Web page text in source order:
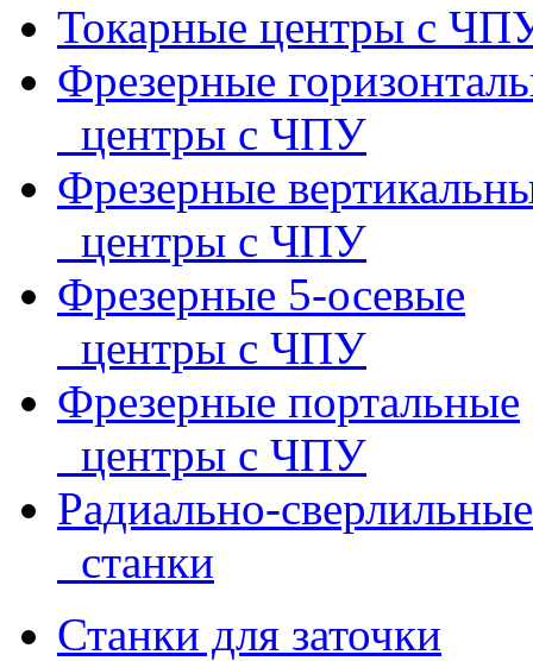
Токарные центры с
Фрезерные
центры с ЧПУ
Фрезерные
центры с ЧПУ
Фрезерные 5-осевые
центры с ЧПУ
Фрезерные портальные
центры с ЧПУ
Радиально-сверлильные
станки
Станки для заточки